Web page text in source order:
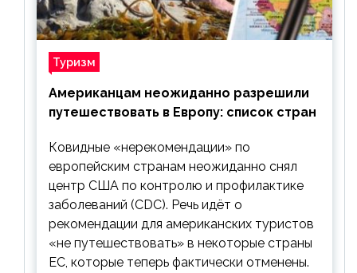
Туризм
Американцам неожиданно разрешили
путешествовать в Европу: список стран
Ковидные «нерекомендации» по
европейским странам неожиданно снял
центр США по контролю и профилактике
заболеваний (CDC). Речь идёт о
рекомендации для американских туристов
«не путешествовать» в некоторые страны
ЕС, которые теперь фактически отменены.